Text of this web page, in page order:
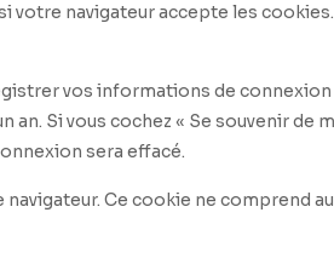
votre navigateur accepte les
vos informations de connexion
an. Si vous cochez « Se souvenir
sera effacé.
Ce cookie ne comprend